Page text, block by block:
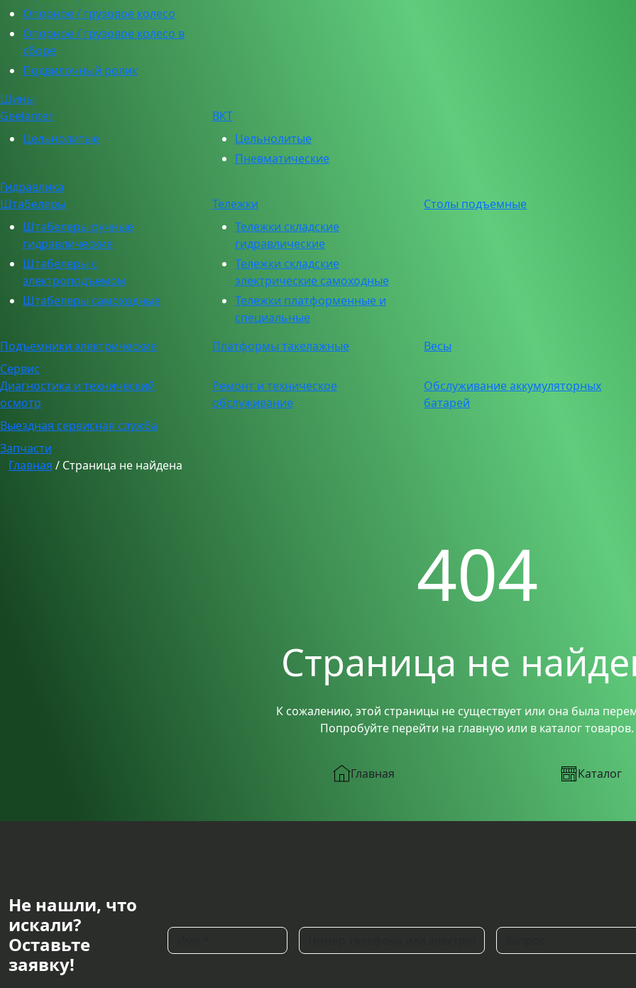
Опорное / грузовое колесо
Опорное / грузовое колесо в
сборе
Подвилочный ролик
Шины
Geelanter
Цельнолитые
ВКТ
Цельнолитые
Пневматические
Гидравлика
Штабелеры
Штабелеры ручные
гидравлические
Штабелеры с
электроподъемом
Штабелеры самоходные
Тележки
Тележки складские
гидравлические
Тележки складские
электрические самоходные
Тележки платформенные и
специальные
Столы подъемные
Подъемники электрические Платформы такелажные
Весы
Сервис
Диагностика и технический
осмотр
Ремонт и техническое
обслуживание
Обслуживание аккумуляторных
батарей
Выездная сервисная служба
Запчасти
Главная / Страница не найдена
404
Страница не
К сожалению, этой страницы не существует или она была
Попробуйте перейти на главную или в каталог товаров.
Главная Каталог
Не нашли, что
искали?
Оставьте
заявку!